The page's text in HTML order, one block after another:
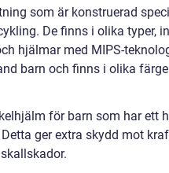
som är konstruerad
De finns i olika typer,
hjälmar med MIPS-
barn och finns i olika
för barn som har ett
ger extra skydd mot